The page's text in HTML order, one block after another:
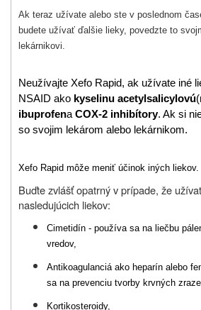
Ak teraz užívate alebo ste v poslednom
budete užívať ďalšie lieky, povedzte to
lekárnikovi.
Neužívajte Xefo Rapid, ak užívate iné
NSAID ako kyselinu acetylsalicylovú
ibuprofena COX-2 inhibítory. Ak si
so svojim lekárom alebo lekárnikom.
Xefo Rapid môže meniť účinok iných liekov.
Buďte zvlášť opatrný v prípade, že
nasledujúcich liekov:
Cimetidín - používa sa na liečbu
vredov,
Antikoagulanciá ako heparín alebo
sa na prevenciu tvorby krvných
Kortikosteroidy,